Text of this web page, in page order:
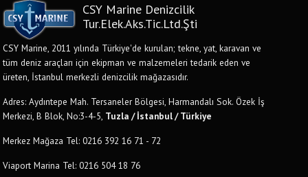
CSY Marine Denizcilik
Tur.Elek.Aks.Tic.Ltd.Şti
CSY Marine, 2011 yılında Türkiye'de kurulan; tekne, yat, karavan ve
tüm deniz araçları için ekipman ve malzemeleri tedarik eden ve
üreten, İstanbul merkezli denizcilik mağazasıdır.
Adres: Aydıntepe Mah. Tersaneler Bölgesi, Harmandalı Sok. Özek İş
Merkezi, B Blok, No:3-4-5, Tuzla / İstanbul / Türkiye
Merkez Mağaza Tel: 0216 392 16 71 - 72
Viaport Marina Tel: 0216 504 18 76